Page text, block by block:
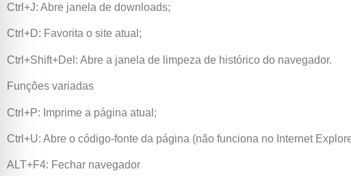
Ctrl+J: Abre janela de downloads;
Ctrl+D: Favorita o site atual;
Ctrl+Shift+Del: Abre a janela de limpeza de histórico do navegador.
Funções variadas
Ctrl+P: Imprime a página atual;
Ctrl+U: Abre o código-fonte da página (não funciona no Internet
ALT+F4: Fechar navegador